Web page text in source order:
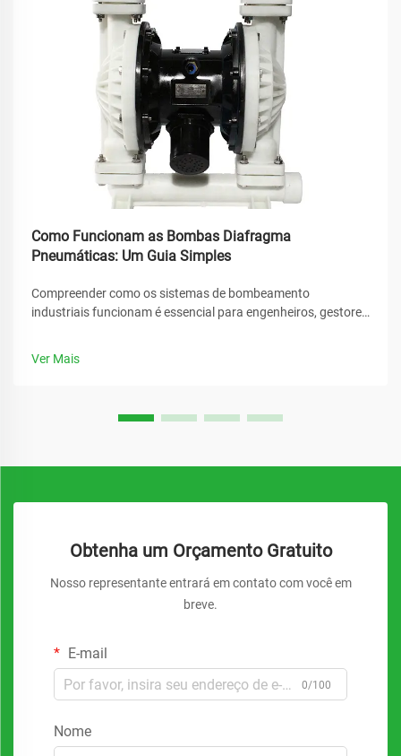
Como Funcionam as Bombas Diafragma
Pneumáticas: Um Guia Simples
Compreender como os sistemas de bombeamento
industriais funcionam é essencial para engenheiros, gestores
Ver Mais
Obtenha um Orçamento Gratuito
Nosso representante entrará em contato com você em
breve.
E-mail
0/100
Nome